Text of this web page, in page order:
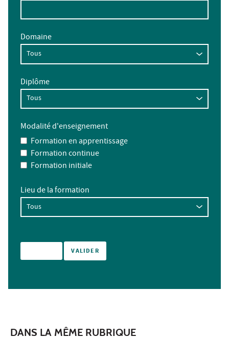
Domaine
Diplôme
Modalité d'enseignement
Formation en apprentissage
Formation continue
Formation initiale
Lieu de la formation
DANS LA MÊME RUBRIQUE